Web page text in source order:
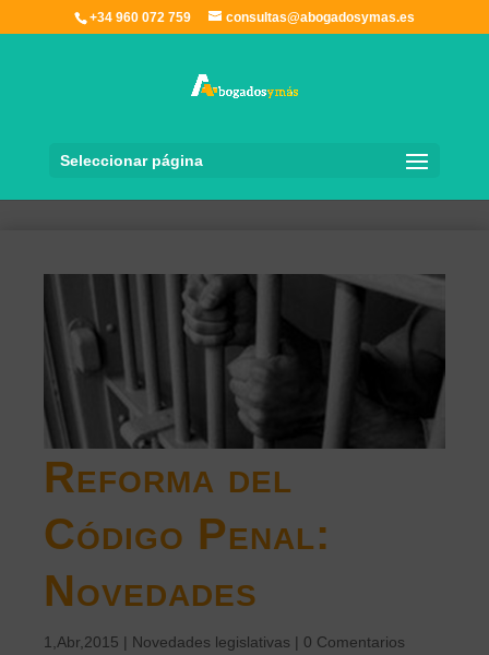
+34 960 072 759 consultas@abogadosymas.es
Seleccionar página
Reforma del
Código Penal:
Novedades
1,Abr,2015 | Novedades legislativas | 0 Comentarios